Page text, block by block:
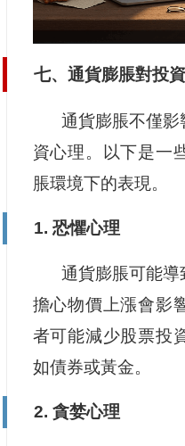
七、通貨膨脹對投
通貨膨脹不僅
資心理。以下是一
脹環境下的表現。
1. 恐懼心理
通貨膨脹可能導
擔心物價上漲會影
者可能減少股票投
如債券或黃金。
2. 貪婪心理